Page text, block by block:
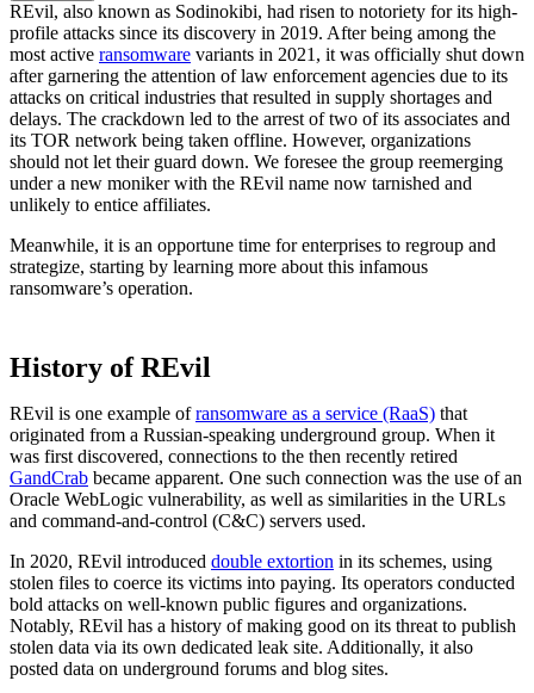
REvil, also known as Sodinokibi, had risen to notoriety for its high-
profile attacks since its discovery in 2019. After being among the
most active ransomware variants in 2021, it was officially shut down
after garnering the attention of law enforcement agencies due to its
attacks on critical industries that resulted in supply shortages and
delays. The crackdown led to the arrest of two of its associates and
its TOR network being taken offline. However, organizations
should not let their guard down. We foresee the group reemerging
under a new moniker with the REvil name now tarnished and
unlikely to entice affiliates.
Meanwhile, it is an opportune time for enterprises to regroup and
strategize, starting by learning more about this infamous
ransomware’s operation.
History of REvil
REvil is one example ofransomware as a service (RaaS) that
originated from a Russian-speaking underground group. When it
was first discovered, connections to the then recently retired
GandCrab became apparent. One such connection was the use of an
Oracle WebLogic vulnerability, as well as similarities in the URLs
and command-and-control (C&C) servers used.
In 2020, REvil introduced double extortion in its schemes, using
stolen files to coerce its victims into paying. Its operators conducted
bold attacks on well-known public figures and organizations.
Notably, REvil has a history of making good on its threat to publish
stolen data via its own dedicated leak site. Additionally, it also
posted data on underground forums and blog sites.